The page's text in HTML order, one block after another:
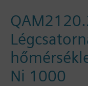
Ni 1000